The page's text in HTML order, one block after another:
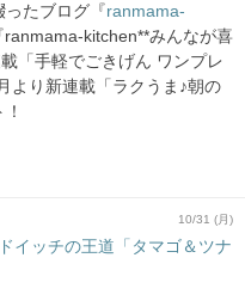
たブログ『 ranmama-
kitchen**みんなが喜
「手軽でごきげん ワンプレ
より新連載「ラクうま♪朝の
10/31 (月)
イッチの王道「タマゴ＆ツナ